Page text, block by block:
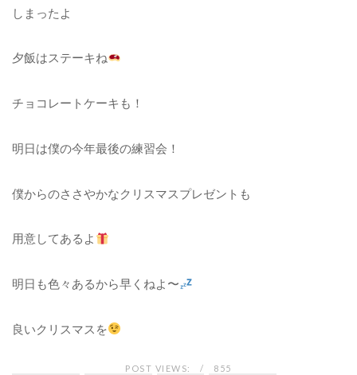
しまったよ
夕飯はステーキね
チョコレートケーキも！
明日は僕の今年最後の練習会！
僕からのささやかなクリスマスプレゼントも
用意してあるよ
明日も色々あるから早くねよ〜
良いクリスマスを
POST VIEWS: 855